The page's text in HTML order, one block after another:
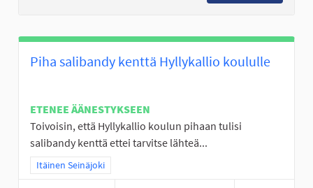
Piha salibandy kenttä Hyllykallio koululle
ETENEE ÄÄNESTYKSEEN
Toivoisin, että Hyllykallio koulun pihaan tulisi
salibandy kenttä ettei tarvitse lähteä...
Rajaa tulokset teeman mukaan: Itäinen Seinäjoki
Itäinen Seinäjoki